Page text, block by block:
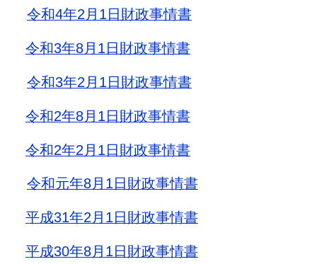
令和4年2月1日財政事情書
令和3年8月1日財政事情書
令和3年2月1日財政事情書
令和2年8月1日財政事情書
令和2年2月1日財政事情書
令和元年8月1日財政事情書
平成31年2月1日財政事情書
平成30年8月1日財政事情書